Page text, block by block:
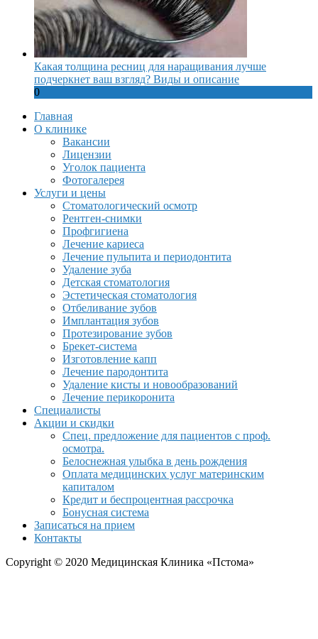
Какая толщина ресниц для наращивания лучше
подчеркнет ваш взгляд? Виды и описание
0
Главная
О клинике
Вакансии
Лицензии
Уголок пациента
Фотогалерея
Услуги и цены
Стоматологический осмотр
Рентген-снимки
Профгигиена
Лечение кариеса
Лечение пульпита и периодонтита
Удаление зуба
Детская стоматология
Эстетическая стоматология
Отбеливание зубов
Имплантация зубов
Протезирование зубов
Брекет-система
Изготовление капп
Лечение пародонтита
Удаление кисты и новообразований
Лечение перикоронита
Специалисты
Акции и скидки
Спец. предложение для пациентов с проф.
осмотра.
Белоснежная улыбка в день рождения
Оплата медицинских услуг материнским
капиталом
Кредит и беспроцентная рассрочка
Бонусная система
Записаться на прием
Контакты
Copyright © 2020 Медицинская Клиника «Пстома»